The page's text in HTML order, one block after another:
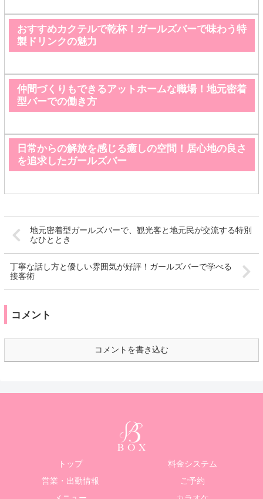
おすすめカクテルで乾杯！ガールズバーで味わう特
製ドリンクの魅力
仲間づくりもできるアットホームな職場！地元密着
型バーでの働き方
日常からの解放を感じる癒しの空間！居心地の良さ
を追求したガールズバー
地元密着型ガールズバーで、観光客と地元民が交流する特別
なひととき
丁寧な話し方と優しい雰囲気が好評！ガールズバーで学べる
接客術
コメント
コメントを書き込む
トップ
料金システム
営業・出勤情報
ご予約